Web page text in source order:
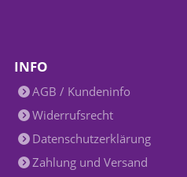
INFO
AGB / Kundeninfo
Widerrufsrecht
Datenschutzerklärung
Zahlung und Versand